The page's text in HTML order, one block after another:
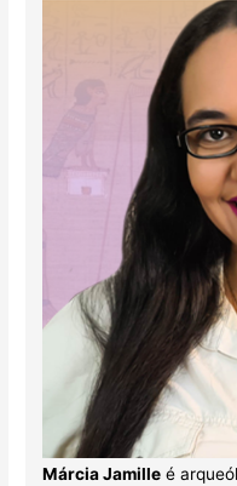
Márcia Jamilleé